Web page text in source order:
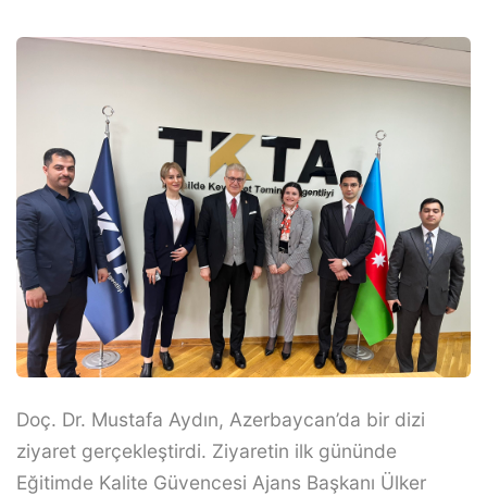
Doç. Dr. Mustafa Aydın, Azerbaycan’da bir dizi
ziyaret gerçekleştirdi. Ziyaretin ilk gününde
Eğitimde Kalite Güvencesi Ajans Başkanı Ülker